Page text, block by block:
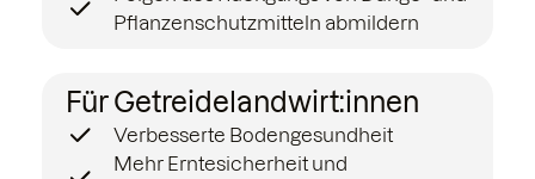
Pflanzenschutzmitteln abmildern
Für Getreidelandwirt:innen
Verbesserte Bodengesundheit
Mehr Erntesicherheit und